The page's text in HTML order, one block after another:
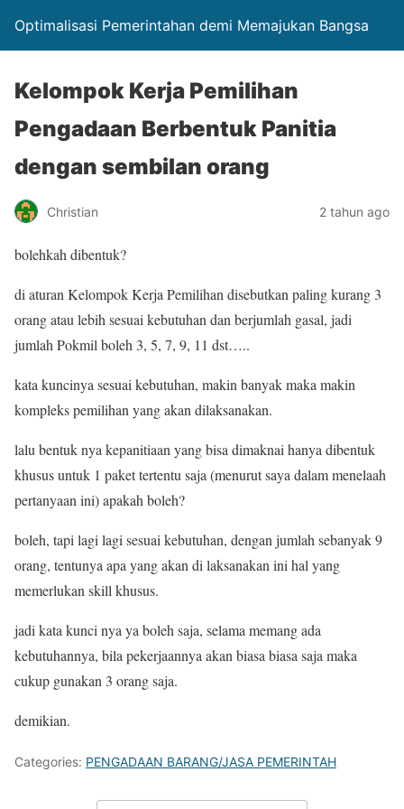
Optimalisasi Pemerintahan demi Memajukan Bangsa
Kelompok Kerja Pemilihan
Pengadaan Berbentuk Panitia
dengan sembilan orang
Christian 2 tahun ago
bolehkah dibentuk?
di aturan Kelompok Kerja Pemilihan disebutkan paling kurang 3
orang atau lebih sesuai kebutuhan dan berjumlah gasal, jadi
jumlah Pokmil boleh 3, 5, 7, 9, 11 dst…..
kata kuncinya sesuai kebutuhan, makin banyak maka makin
kompleks pemilihan yang akan dilaksanakan.
lalu bentuk nya kepanitiaan yang bisa dimaknai hanya dibentuk
khusus untuk 1 paket tertentu saja (menurut saya dalam menelaah
pertanyaan ini) apakah boleh?
boleh, tapi lagi lagi sesuai kebutuhan, dengan jumlah sebanyak 9
orang, tentunya apa yang akan di laksanakan ini hal yang
memerlukan skill khusus.
jadi kata kunci nya ya boleh saja, selama memang ada
kebutuhannya, bila pekerjaannya akan biasa biasa saja maka
cukup gunakan 3 orang saja.
demikian.
Categories: PENGADAAN BARANG/JASA PEMERINTAH